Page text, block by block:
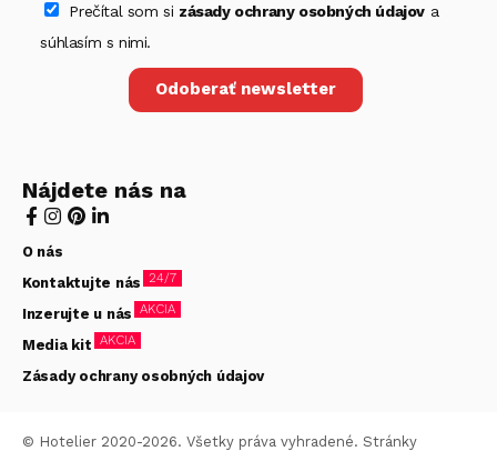
Prečítal som si zásady ochrany osobných údajova
súhlasím s nimi.
Odoberať newsletter
Nájdete nás na
O nás
Kontaktujte nás 24/7
Inzerujte u nás AKCIA
Media kit AKCIA
Zásady ochrany osobných údajov
© Hotelier 2020-2026. Všetky práva vyhradené. Stránky